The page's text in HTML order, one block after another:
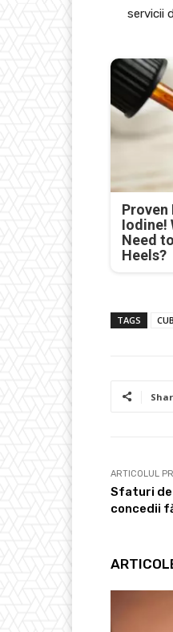
servicii
Iodine!
Need
Heels?
TAGS CUB
ARTICOLUL
Sfaturi de
concedii